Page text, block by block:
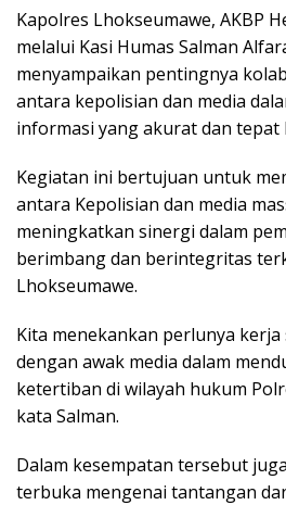
Kapolres Lhokseumawe, AKBP
melalui Kasi Humas Salman
menyampaikan pentingnya
antara kepolisian dan media
informasi yang akurat dan tepat
Kegiatan ini bertujuan untuk
antara Kepolisian dan media
meningkatkan sinergi dalam
berimbang dan berintegritas
Lhokseumawe.
Kita menekankan perlunya
dengan awak media dalam
ketertiban di wilayah hukum
kata Salman.
Dalam kesempatan tersebut
terbuka mengenai tantangan